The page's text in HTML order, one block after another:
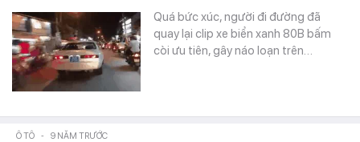
Quá bức xúc, người đi đường đã
quay lại clip xe biển xanh 80B bấm
còi ưu tiên, gây náo loạn trên…
Ô TÔ - 9 NĂM TRƯỚC